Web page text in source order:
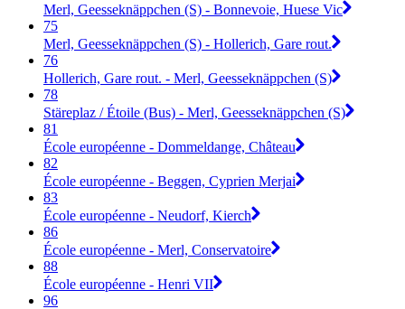
Merl, Geesseknäppchen (S) - Bonnevoie, Huese Vic
75
Merl, Geesseknäppchen (S) - Hollerich, Gare rout.
76
Hollerich, Gare rout. - Merl, Geesseknäppchen (S)
78
Stäreplaz / Étoile (Bus) - Merl, Geesseknäppchen (S)
81
École européenne - Dommeldange, Château
82
École européenne - Beggen, Cyprien Merjai
83
École européenne - Neudorf, Kierch
86
École européenne - Merl, Conservatoire
88
École européenne - Henri VII
96